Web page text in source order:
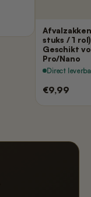
stuks / 1
Geschikt
Pro/Nano
Direct
€9,99